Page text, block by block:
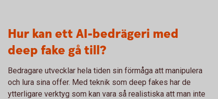
Hur kan ett AI-bedrägeri med
deep fake gå till?
Bedragare utvecklar hela tiden sin förmåga att manipulera
och lura sina offer. Med teknik som deep fakes har de
ytterligare verktyg som kan vara så realistiska att man inte